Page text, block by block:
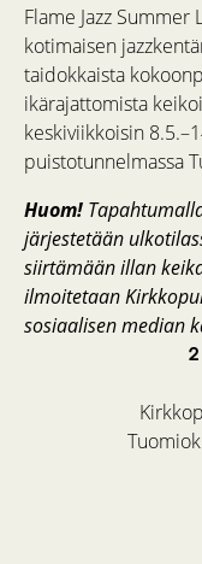
Flame Jazz
kotimaisen
taidokkaista
ikärajattomista
keskiviikkoisin
puistotunnelmassa
Huom!
järjestetään
siirtämään illan
ilmoitetaan
sosiaalisen median